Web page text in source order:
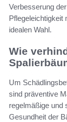
Verbesserung
Pflegeleichtigkeit
idealen Wahl.
Wie
Um
sind präventive
regelmäßige und
Gesundheit der